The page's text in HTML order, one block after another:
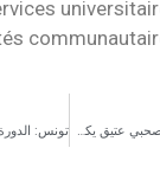
القيادي بحركة النهضة الصحبي عتيق يكشف عن موقفه من الحكومة الجديدة